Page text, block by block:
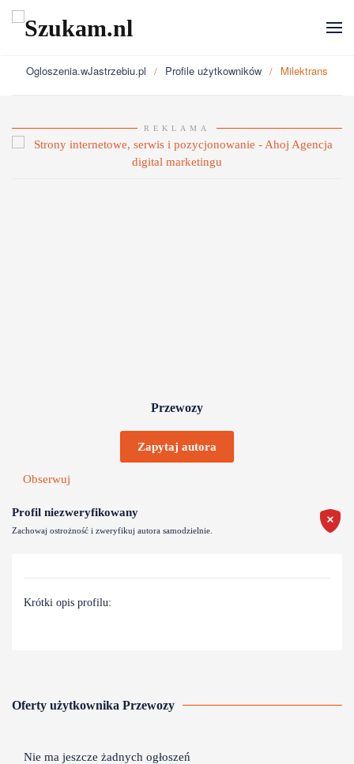
Przejdź do głównej treści
Ogloszenia.wJastrzebiu.pl Profile użytkowników Milektrans
REKLAMA
Przewozy
Zapytaj autora
Obserwuj
Profil niezweryfikowany
Zachowaj ostrożność i zweryfikuj autora samodzielnie.
Krótki opis profilu:
Oferty użytkownika Przewozy
Nie ma jeszcze żadnych ogłoszeń